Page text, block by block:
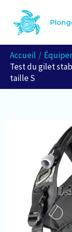
contenu
Accueil
Test du gilet
taille S
e
h
e
r